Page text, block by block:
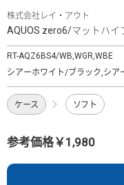
株式会社レイ・アウト
AQUOS zero6/マットハイ
RT-AQZ6BS4/WB,WGR,WBE
シアーホワイト/ブラック,シ
ケース ソフト
参考価格￥1,980